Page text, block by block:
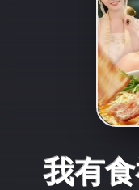
我有